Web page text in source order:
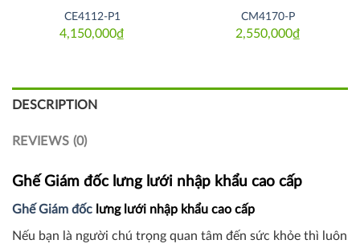
CE4112-P1
4,150,000₫
CM4170-P
2,550,000₫
DESCRIPTION
REVIEWS (0)
Ghế Giám đốc lưng lưới nhập khẩu cao cấp
Ghế Giám đốc lưng lưới nhập khẩu cao cấp
Nếu bạn là người chú trọng quan tâm đến sức khỏe thì luôn